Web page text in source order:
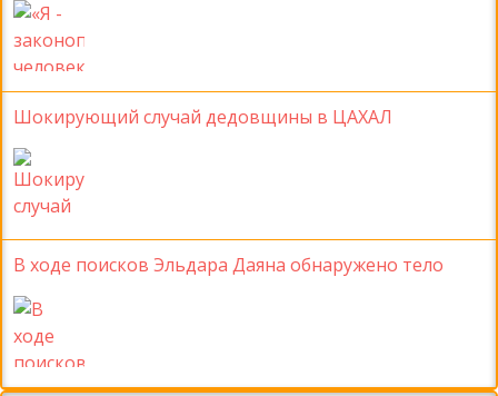
Шокирующий случай дедовщины в ЦАХАЛ
В ходе поисков Эльдара Даяна обнаружено тело